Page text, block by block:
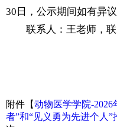
30 日，公示期间如有异
联系人：王老师，联
附件【动物医学学院-2026
者”和“见义勇为先进个人